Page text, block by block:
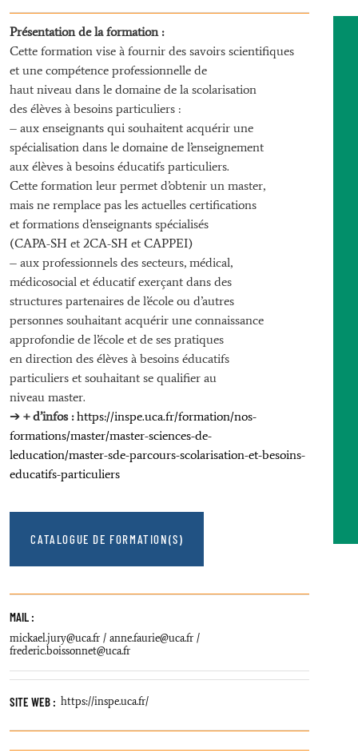
Présentation de la formation :
Cette formation vise à fournir des savoirs scientifiques
et une compétence professionnelle de
haut niveau dans le domaine de la scolarisation
des élèves à besoins particuliers :
– aux enseignants qui souhaitent acquérir une
spécialisation dans le domaine de l’enseignement
aux élèves à besoins éducatifs particuliers.
Cette formation leur permet d’obtenir un master,
mais ne remplace pas les actuelles certifications
et formations d’enseignants spécialisés
(CAPA-SH et 2CA-SH et CAPPEI)
– aux professionnels des secteurs, médical,
médicosocial et éducatif exerçant dans des
structures partenaires de l’école ou d’autres
personnes souhaitant acquérir une connaissance
approfondie de l’école et de ses pratiques
en direction des élèves à besoins éducatifs
particuliers et souhaitant se qualifier au
niveau master.
➔ + d’infos : https://inspe.uca.fr/formation/nos-
formations/master/master-sciences-de-
leducation/master-sde-parcours-scolarisation-et-besoins-
educatifs-particuliers
CATALOGUE DE FORMATION(S)
MAIL :
mickael.jury@uca.fr / anne.faurie@uca.fr /
frederic.boissonnet@uca.fr
SITE WEB : https://inspe.uca.fr/